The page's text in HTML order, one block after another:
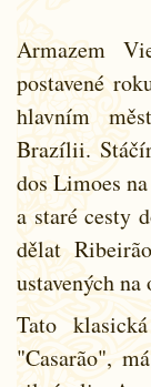
Armazem
postavené
hlavním
Brazílii.
dos Limoes
a staré cesty
dělat
ustavených
Tato
"Casarão",